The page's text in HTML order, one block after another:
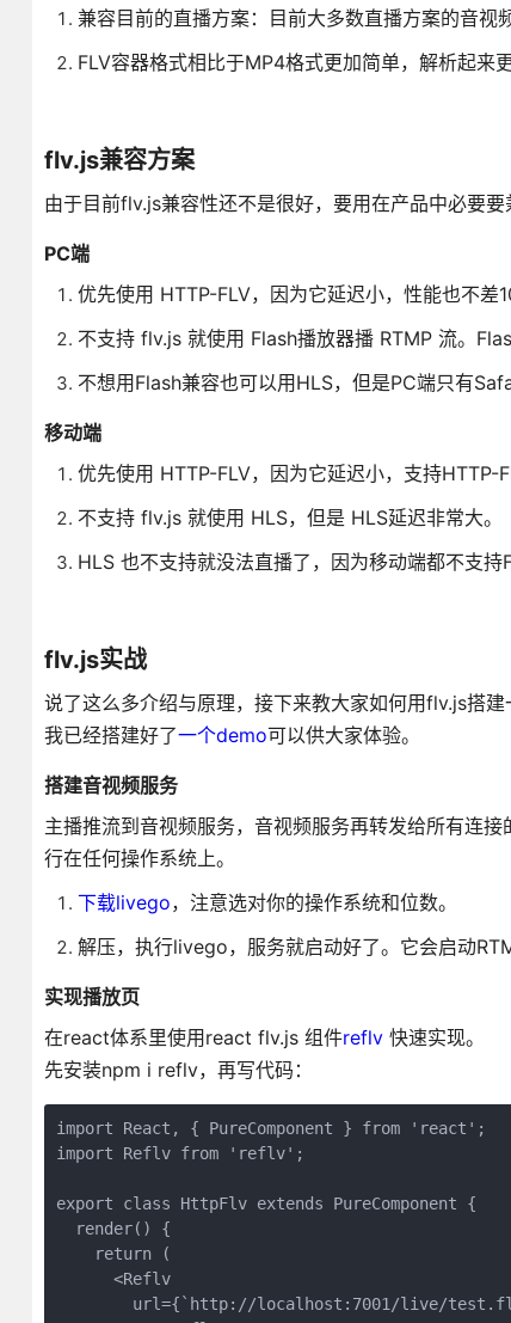
兼容目前的直播方案：目前大多数直播方案的音视
FLV容器格式相比于MP4格式更加简单，解析起来更
flv.js兼容方案
由于目前flv.js兼容性还不是很好，要用在产品中必要
PC端
优先使用 HTTP-FLV，因为它延迟小，性能也不差
不支持 flv.js 就使用 Flash播放器播 RTMP 流。
不想用Flash兼容也可以用HLS，但是PC端只有
移动端
优先使用 HTTP-FLV，因为它延迟小，支持HTTP-
不支持 flv.js 就使用 HLS，但是 HLS延迟非常大。
HLS 也不支持就没法直播了，因为移动端都不支持
flv.js实战
说了这么多介绍与原理，接下来教大家如何用flv.js搭建
我已经搭建好了一个demo可以供大家体验。
搭建音视频服务
主播推流到音视频服务，音视频服务再转发给所有连
行在任何操作系统上。
下载livego，注意选对你的操作系统和位数。
解压，执行livego，服务就启动好了。它会启动
实现播放页
在react体系里使用react flv.js 组件reflv快速实现。
先安装npm i reflv，再写代码：
import React, { PureComponent } from 'react';
import Reflv from 'reflv';
export class HttpFlv extends PureComponent {
  render() {
    return (
      <Reflv
url={`http://localhost:7001/live/